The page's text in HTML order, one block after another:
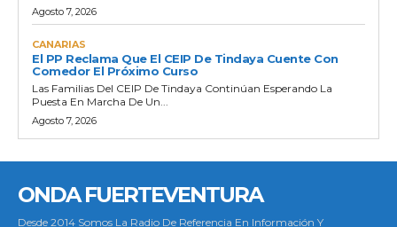
Agosto 7, 2026
CANARIAS
El PP Reclama Que El CEIP De Tindaya Cuente Con
Comedor El Próximo Curso
Las Familias Del CEIP De Tindaya Continúan Esperando La
Puesta En Marcha De Un...
Agosto 7, 2026
ONDA FUERTEVENTURA
Desde 2014 Somos La Radio De Referencia En Información Y